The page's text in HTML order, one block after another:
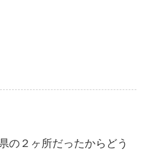
の２ヶ所だったからどう